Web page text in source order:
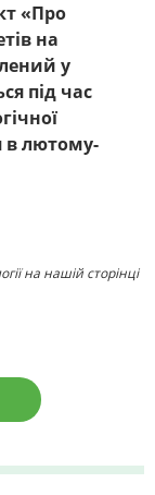
«Про
на
у
під час
в лютому-
на нашій сторінці